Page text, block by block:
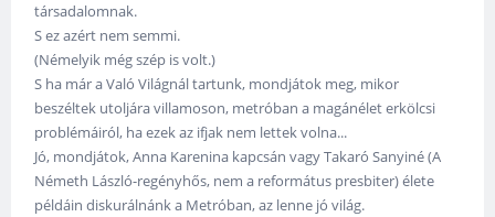
társadalomnak.
S ez azért nem semmi.
(Némelyik még szép is volt.)
S ha már a Való Világnál tartunk, mondjátok meg, mikor
beszéltek utoljára villamoson, metróban a magánélet erkölcsi
problémáiról, ha ezek az ifjak nem lettek volna...
Jó, mondjátok, Anna Karenina kapcsán vagy Takaró Sanyiné (A
Németh László-regényhős, nem a református presbiter) élete
példáin diskurálnánk a Metróban, az lenne jó világ.